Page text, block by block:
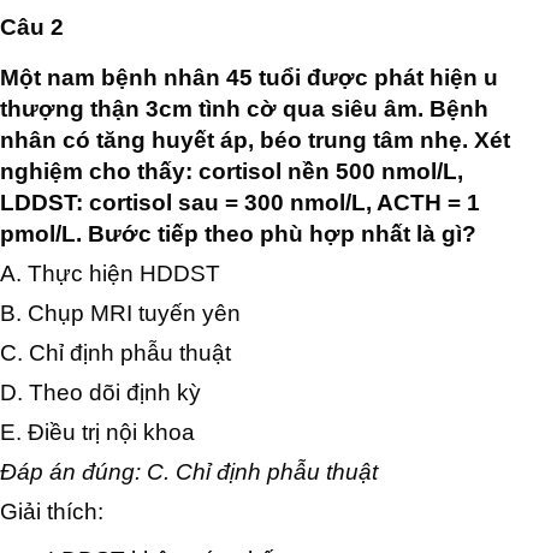
Câu 2
Một nam bệnh nhân 45 tuổi được phát hiện u
thượng thận 3cm tình cờ qua siêu âm. Bệnh
nhân có tăng huyết áp, béo trung tâm nhẹ. Xét
nghiệm cho thấy: cortisol nền 500 nmol/L,
LDDST: cortisol sau = 300 nmol/L, ACTH = 1
pmol/L. Bước tiếp theo phù hợp nhất là gì?
A. Thực hiện HDDST
B. Chụp MRI tuyến yên
C. Chỉ định phẫu thuật
D. Theo dõi định kỳ
E. Điều trị nội khoa
Đáp án đúng: C. Chỉ định phẫu thuật
Giải thích: